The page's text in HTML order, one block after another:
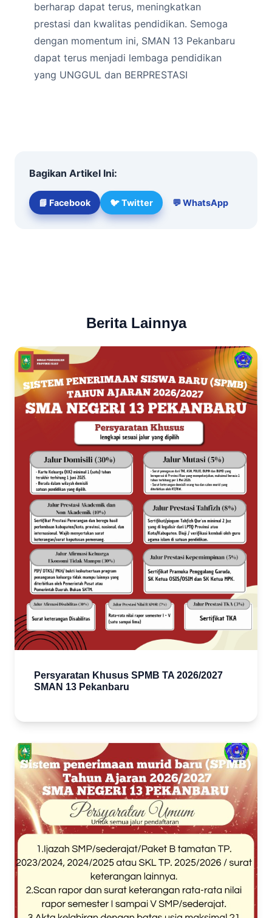
berharap dapat terus, meningkatkan
prestasi dan kwalitas pendidikan. Semoga
dengan momentum ini, SMAN 13 Pekanbaru
dapat terus menjadi lembaga pendidikan
yang UNGGUL dan BERPRESTASI
Bagikan Artikel Ini:
📘 Facebook 🐦 Twitter 💬 WhatsApp
Berita Lainnya
Persyaratan Khusus SPMB TA 2026/2027
SMAN 13 Pekanbaru